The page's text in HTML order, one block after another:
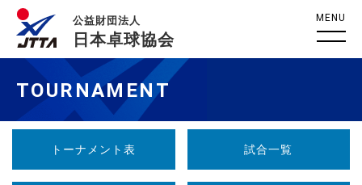
公益財団法人
日本卓球協会
MENU
TOURNAMENT
トーナメント表 試合一覧